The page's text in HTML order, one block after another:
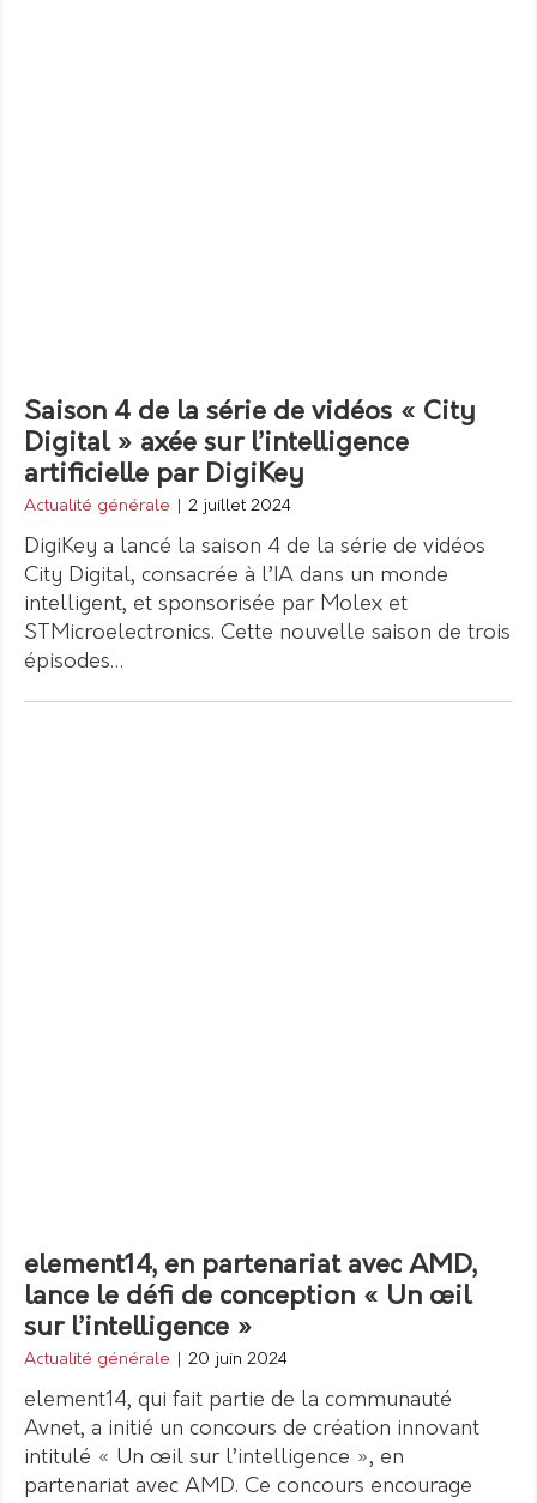
Saison 4 de la série de vidéos « City
Digital » axée sur l’intelligence
artificielle par DigiKey
Actualité générale 2 juillet 2024
DigiKey a lancé la saison 4 de la série de vidéos
City Digital, consacrée à l’IA dans un monde
intelligent, et sponsorisée par Molex et
STMicroelectronics. Cette nouvelle saison de trois
épisodes…
element14, en partenariat avec AMD,
lance le défi de conception « Un œil
sur l’intelligence »
Actualité générale 20 juin 2024
element14, qui fait partie de la communauté
Avnet, a initié un concours de création innovant
intitulé « Un œil sur l’intelligence », en
partenariat avec AMD. Ce concours encourage